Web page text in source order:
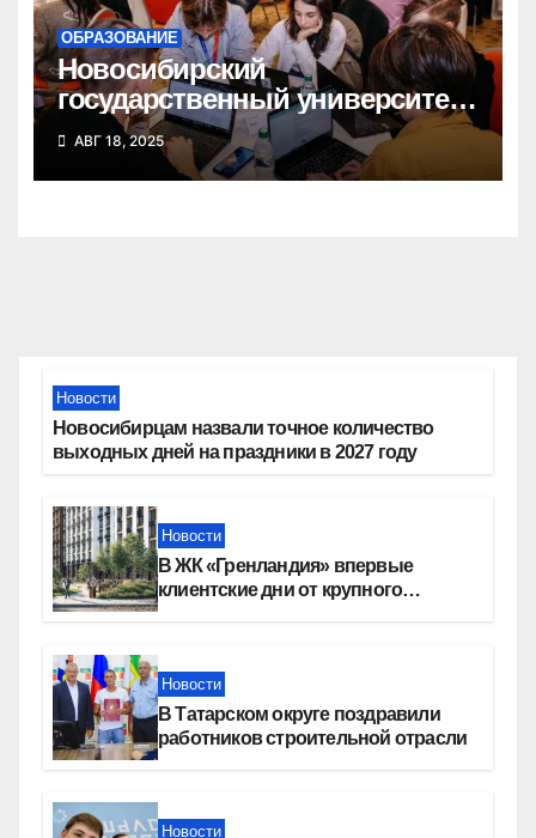
ОБРАЗОВАНИЕ
Новосибирский
государственный университет
победил в федеральном
конкурсе стартап-студий
АВГ 18, 2025
Новости
Новосибирцам назвали точное количество
выходных дней на праздники в 2027 году
Новости
В ЖК «Гренландия» впервые
клиентские дни от крупного
Новости
В Татарском округе поздравили
работников строительной отрасли
Новости